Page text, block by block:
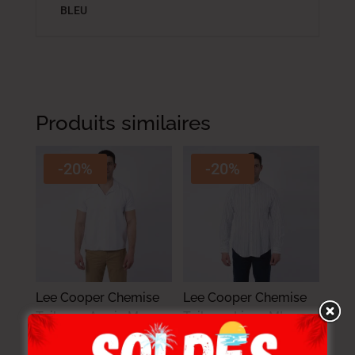
BLEU
Produits similaires
-20%
Lee Cooper Chemise
Toile-00 Armin Mc
Homme Nat.
-20%
Lee Cooper Chemise
Toile-01 Linzo ML
Homme Nat.